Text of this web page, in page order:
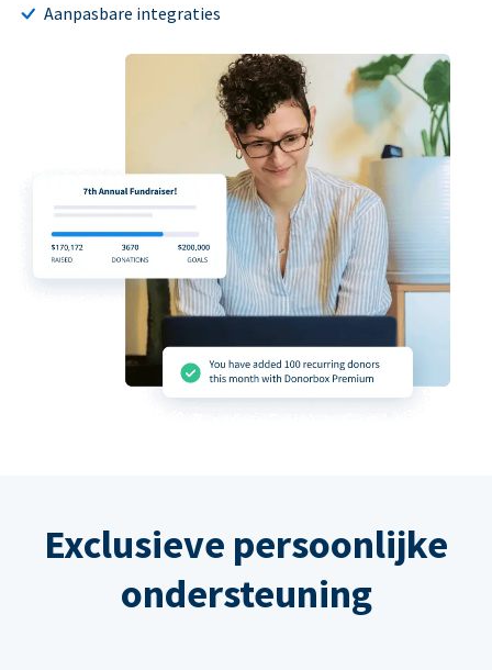
Aanpasbare integraties
Exclusieve persoonlijke
ondersteuning